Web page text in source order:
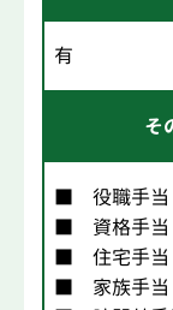
有
そ
■ 役職手当
■ 資格手当
■ 住宅手当
■ 家族手当